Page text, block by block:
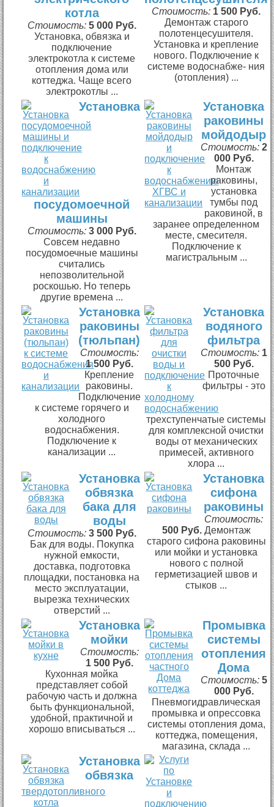
котла
Стоимость: 5 000 Руб.
Установка, обвязка и
подключение
электрокотла к системе
отопления дома или
коттеджа. Чаще всего
электрокотлы ...
Стоимость: 1 500 Руб.
Демонтаж старого
полотенцесушителя.
Установка и крепление
нового. Подключение к
системе водоснабже- ния
(отопления) ...
Установка
посудомоечной
машины
Стоимость: 3 000 Руб.
Совсем недавно
посудомоечные машины
считались
непозволительной
роскошью. Но теперь
другие времена ...
Установка
раковины
мойдодыр
Стоимость: 2
000 Руб.
Монтаж
раковины,
установка
тумбы под
раковиной, в
заранее определенном
месте, смесителя.
Подключение к
магистральным ...
Установка
раковины
(тюльпан)
Стоимость:
1 500 Руб.
Крепление
раковины.
Подключение
к системе горячего и
холодного
водоснабжения.
Подключение к
канализации ...
Установка
водяного
фильтра
Стоимость: 1
500 Руб.
Проточные
фильтры - это
трехступенчатые системы
для комплексной очистки
воды от механических
примесей, активного
хлора ...
Установка
обвязка
бака для
воды
Стоимость: 3 500 Руб.
Бак для воды. Покупка
нужной емкости,
доставка, подготовка
площадки, постановка на
место эксплуатации,
вырезка технических
отверстий ...
Установка
сифона
раковины
Стоимость:
500 Руб. Демонтаж
старого сифона раковины
или мойки и установка
нового с полной
герметизацией швов и
стыков ...
Установка
мойки
Стоимость:
1 500 Руб.
Кухонная мойка
представляет собой
рабочую часть и должна
быть функциональной,
удобной, практичной и
хорошо вписываться ...
Промывка
системы
отопления
Дома
Стоимость: 5
000 Руб.
Пневмогидравлическая
промывка и опрессовка
системы отопления дома,
коттеджа, помещения,
магазина, склада ...
Установка
обвязка